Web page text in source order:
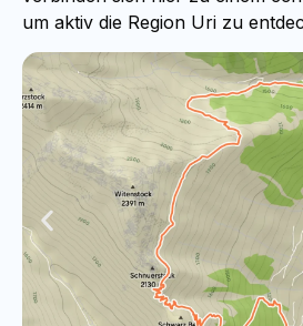
um aktiv die Region Uri zu